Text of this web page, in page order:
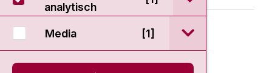
© 2026 - Antoni van Leeuwenhoek
Disclaimer
analytisch
Media [1] open / sluit